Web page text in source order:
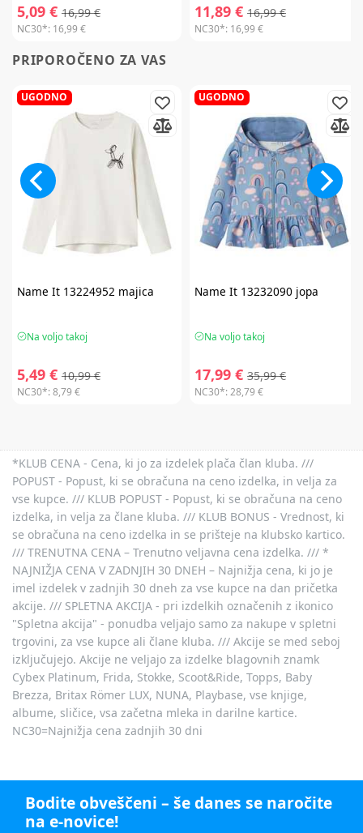
5,09 € 16,99 €
NC30*: 16,99 €
11,89 € 16,99 €
NC30*: 16,99 €
PRIPOROČENO ZA VAS
UGODNO
Name It13224952 majica
Na voljo takoj
5,49 € 10,99 €
NC30*:8,79 €
UGODNO
Name It13232090 jopa
Na voljo takoj
17,99 € 35,99 €
NC30*:28,79 €
*KLUB CENA - Cena, ki jo za izdelek plača član kluba. ///
POPUST - Popust, ki se obračuna na ceno izdelka, in velja za
vse kupce. /// KLUB POPUST - Popust, ki se obračuna na ceno
izdelka, in velja za člane kluba. /// KLUB BONUS - Vrednost, ki
se obračuna na ceno izdelka in se prišteje na klubsko kartico.
/// TRENUTNA CENA – Trenutno veljavna cena izdelka. /// *
NAJNIŽJA CENA V ZADNJIH 30 DNEH – Najnižja cena, ki jo je
imel izdelek v zadnjih 30 dneh za vse kupce na dan pričetka
akcije. /// SPLETNA AKCIJA - pri izdelkih označenih z ikonico
"Spletna akcija" - ponudba veljajo samo za nakupe v spletni
trgovini, za vse kupce ali člane kluba. /// Akcije se med seboj
izključujejo. Akcije ne veljajo za izdelke blagovnih znamk
Cybex Platinum, Frida, Stokke, Scoot&Ride, Topps, Baby
Brezza, Britax Römer LUX, NUNA, Playbase, vse knjige,
albume, sličice, vsa začetna mleka in darilne kartice.
NC30=Najnižja cena zadnjih 30 dni
Bodite obveščeni – še danes se naročite
na e-novice!